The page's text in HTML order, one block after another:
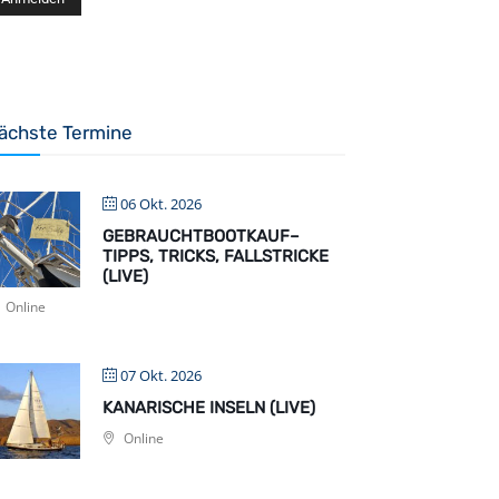
Termine
06 Okt. 2026
GEBRAUCHTBOOTKAUF–
TIPPS, TRICKS, FALLSTRICKE
(LIVE)
Online
07 Okt. 2026
KANARISCHE INSELN (LIVE)
Online